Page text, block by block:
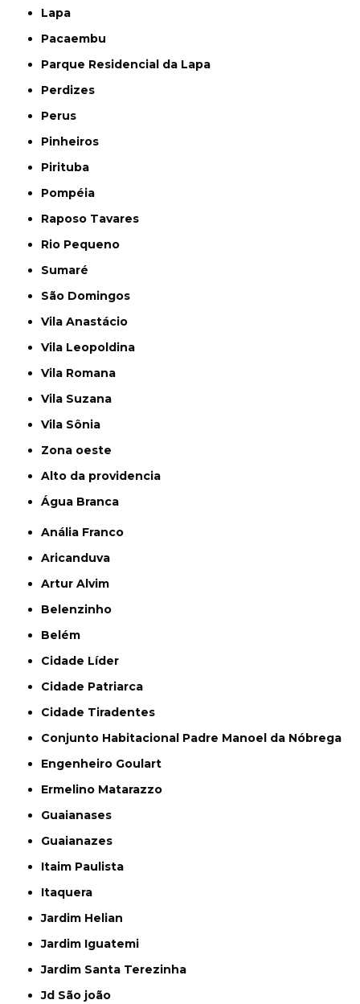
Lapa
Pacaembu
Parque Residencial da Lapa
Perdizes
Perus
Pinheiros
Pirituba
Pompéia
Raposo Tavares
Rio Pequeno
Sumaré
São Domingos
Vila Anastácio
Vila Leopoldina
Vila Romana
Vila Suzana
Vila Sônia
Zona oeste
alto da providencia
Água Branca
Anália Franco
Aricanduva
Artur Alvim
Belenzinho
Belém
Cidade Líder
Cidade Patriarca
Cidade Tiradentes
Conjunto Habitacional Padre Manoel da Nóbrega
Engenheiro Goulart
Ermelino Matarazzo
Guaianases
Guaianazes
Itaim Paulista
Itaquera
Jardim Helian
Jardim Iguatemi
Jardim Santa Terezinha
Jd São joão